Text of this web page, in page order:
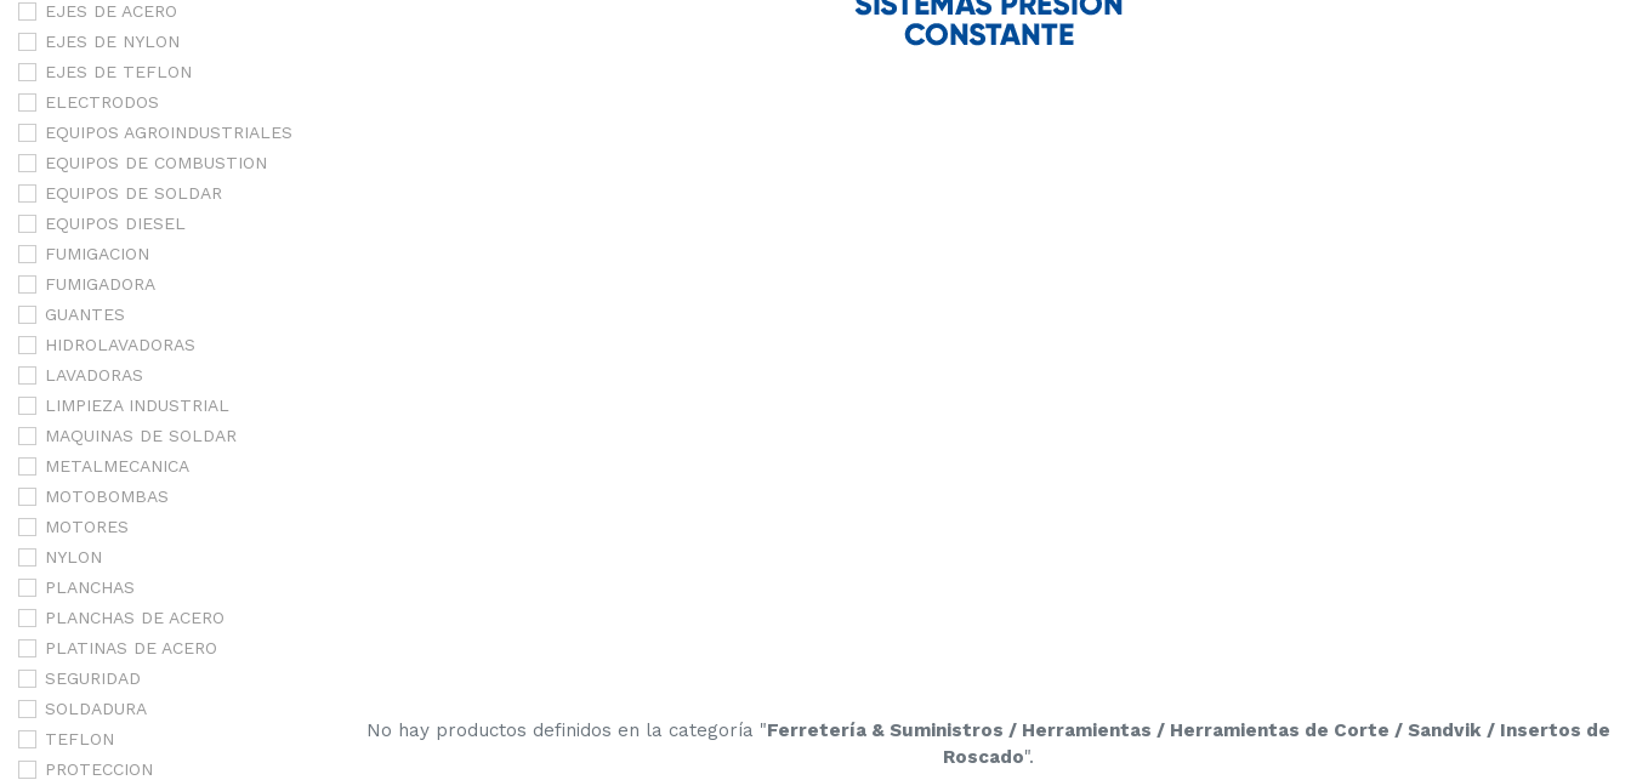
EJES DE ACERO
EJES DE NYLON
EJES DE TEFLON
ELECTRODOS
EQUIPOS AGROINDUSTRIALES
EQUIPOS DE COMBUSTION
EQUIPOS DE SOLDAR
EQUIPOS DIESEL
FUMIGACION
FUMIGADORA
GUANTES
HIDROLAVADORAS
LAVADORAS
LIMPIEZA INDUSTRIAL
MAQUINAS DE SOLDAR
METALMECANICA
MOTOBOMBAS
MOTORES
NYLON
PLANCHAS
PLANCHAS DE ACERO
PLATINAS DE ACERO
SEGURIDAD
SOLDADURA
TEFLON
PROTECCION
No hay productos definidos en la categoría "Ferretería & Suministros / Herramientas / Herramientas de Corte / Sandvik / Insertos de
Roscado".